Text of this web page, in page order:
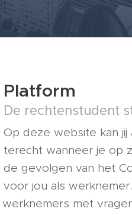
Platform
De rechtenstudent
Op deze website kan
terecht wanneer je op
de gevolgen van het
voor jou als
met